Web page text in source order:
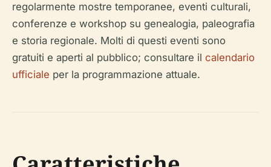
regolarmente mostre temporanee, eventi culturali,
conferenze e workshop su genealogia, paleografia
e storia regionale. Molti di questi eventi sono
gratuiti e aperti al pubblico; consultare il calendario
ufficiale per la programmazione attuale.